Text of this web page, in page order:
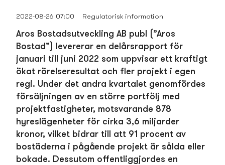
2022-08-26 07:00 Regulatorisk information
Aros Bostads­utveckling AB publ (”Aros
Bostad”) levererar en delårsrapport för
januari till juni 2022 som uppvisar ett kraftigt
ökat rörelseresultat och fler projekt i egen
regi. Under det andra kvartalet genomfördes
försäljningen av en större portfölj med
projektfastigheter, motsvarande 878
hyreslägenheter för cirka 3,6 miljarder
kronor, vilket bidrar till att 91 procent av
bostäderna i pågående projekt är sålda eller
bokade. Dessutom offentliggjordes en